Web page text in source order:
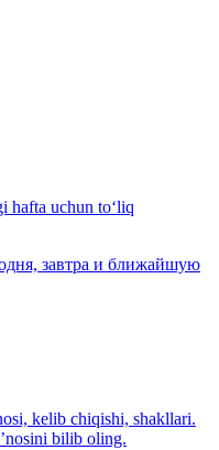
uchun to‘liq
завтра и ближайшую
kelib chiqishi, shakllari.
bilib oling.